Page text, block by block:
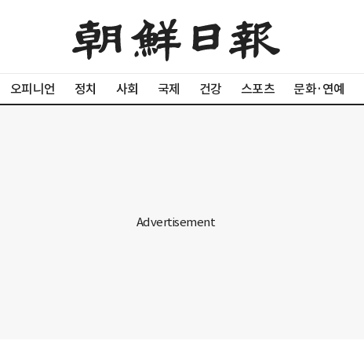
오피니언 정치 사회 국제 건강 스포츠 문화·연예